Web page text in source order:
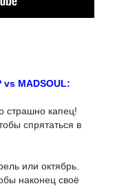
MADSOUL:
страшно капец!
спрятаться в
или октябрь.
наконец своё